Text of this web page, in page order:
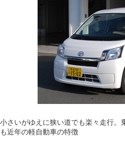
小さいがゆえに狭い道でも楽々走行。
も近年の軽自動車の特徴